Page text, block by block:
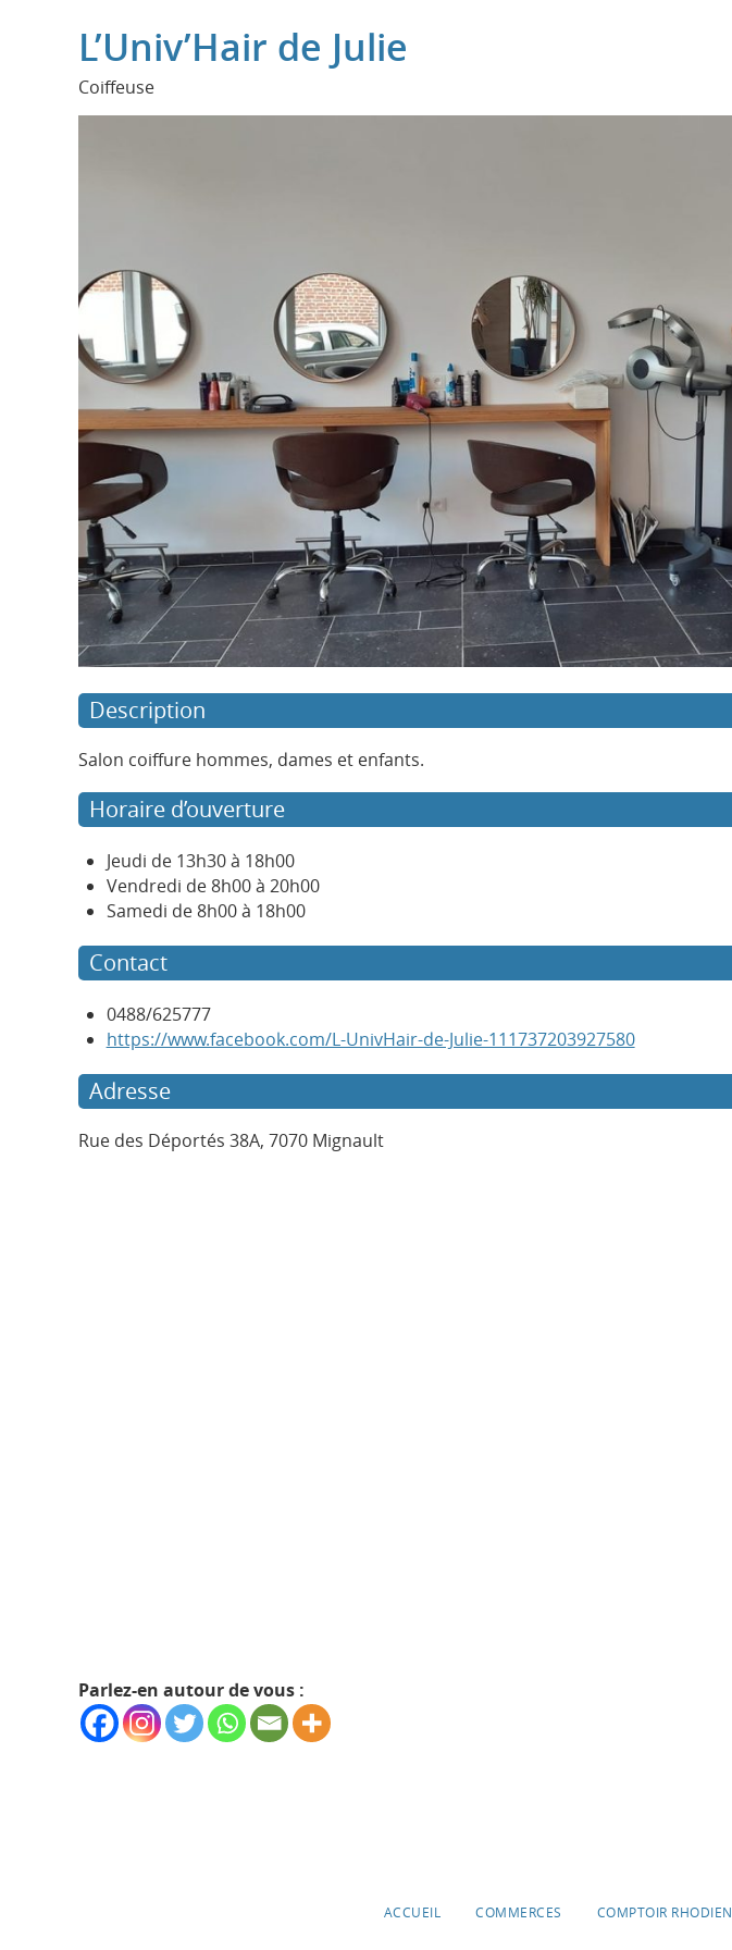
L’Univ’Hair de Julie
Coiffeuse
Description
Salon coiffure hommes, dames et enfants.
Horaire d’ouverture
Jeudi de 13h30 à 18h00
Vendredi de 8h00 à 20h00
Samedi de 8h00 à 18h00
Contact
0488/625777
https://www.facebook.com/L-UnivHair-de-Julie-111737203927580
Adresse
Rue des Déportés 38A, 7070 Mignault
Parlez-en autour de vous :
ACCUEIL COMMERCES COMPTOIR RHODIEN